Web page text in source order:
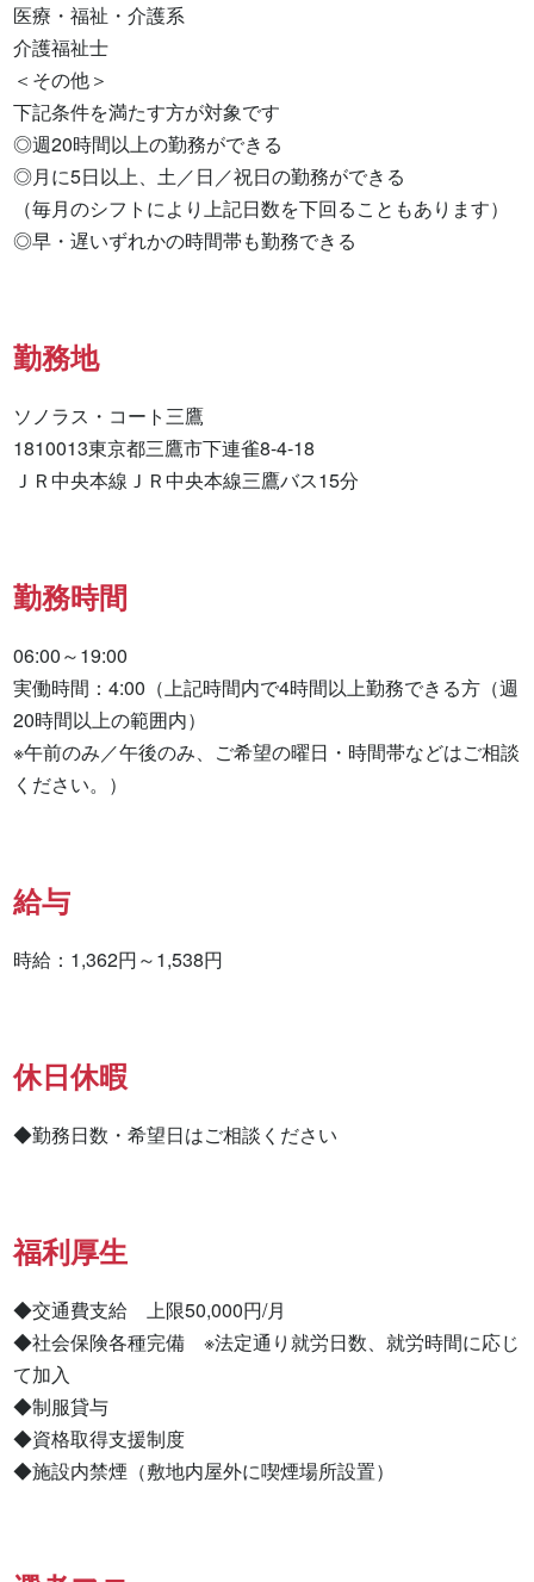
医療・福祉・介護系
介護福祉士
＜その他＞
下記条件を満たす方が対象です
◎週20時間以上の勤務ができる
◎月に5日以上、土／日／祝日の勤務ができる
（毎月のシフトにより上記日数を下回ることもあります）
◎早・遅いずれかの時間帯も勤務できる
勤務地
ソノラス・コート三鷹
1810013東京都三鷹市下連雀8-4-18
ＪＲ中央本線ＪＲ中央本線三鷹バス15分
勤務時間
06:00～19:00
実働時間：4:00（上記時間内で4時間以上勤務できる方（週
20時間以上の範囲内）
※午前のみ／午後のみ、ご希望の曜日・時間帯などはご相談
ください。）
給与
時給：1,362円～1,538円
休日休暇
◆勤務日数・希望日はご相談ください
福利厚生
◆交通費支給　上限50,000円/月
◆社会保険各種完備　※法定通り就労日数、就労時間に応じ
て加入
◆制服貸与
◆資格取得支援制度
◆施設内禁煙（敷地内屋外に喫煙場所設置）